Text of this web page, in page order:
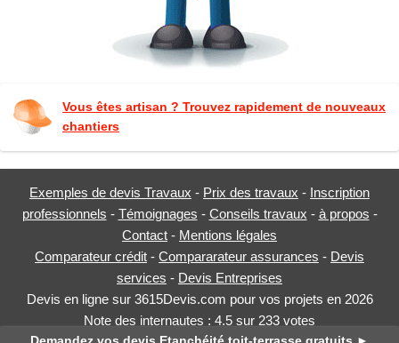
Vous êtes artisan ? Trouvez rapidement de nouveaux
chantiers
Exemples de devis Travaux - Prix des travaux - Inscription
professionnels - Témoignages - Conseils travaux - à propos -
Contact - Mentions légales
Comparateur crédit - Compararateur assurances - Devis
services - Devis Entreprises
Devis en ligne sur 3615Devis.com pour vos projets en 2026
Note des internautes : 4.5 sur 233 votes